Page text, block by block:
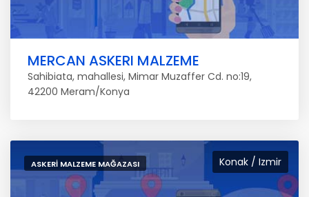
MERCAN ASKERI MALZEME
Sahibiata, mahallesi, Mimar Muzaffer Cd. no:19,
42200 Meram/Konya
Konak / Izmir
ASKERI MALZEME MAĞAZASI